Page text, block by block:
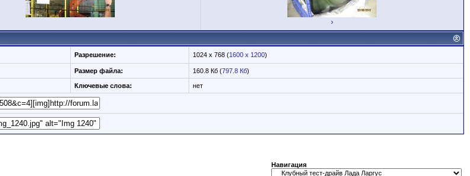
›
Разрешение: 1024 x 768 (1600 x 1200)
Размер файла: 160.8 Кб (797.8 Кб)
Ключевые слова: нет
Навигация